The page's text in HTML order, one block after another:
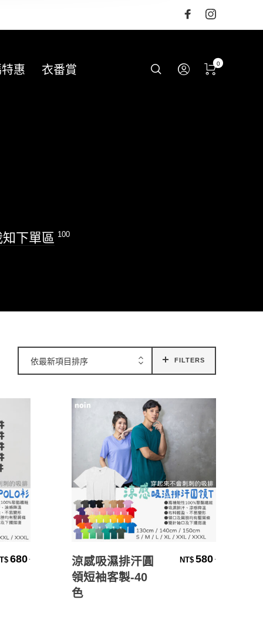
惠 衣番賞 0
下單區 100
依最新項目排序 FILTERS
680 選擇規格
涼感吸濕排汗圓
領短袖客製-40
色
NT$ 580